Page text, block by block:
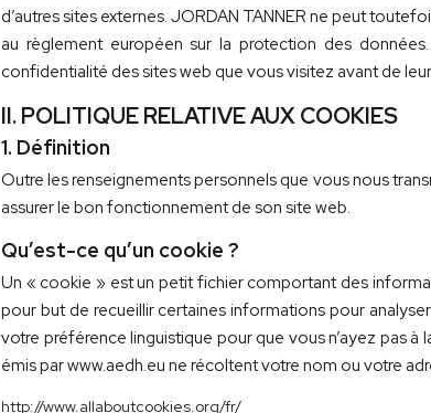
d’autres sites externes. JORDAN TANNER ne peut
au règlement européen sur la protection des
confidentialité des sites web que vous visitez avant de
II. POLITIQUE RELATIVE AUX COOKIES
1. Définition
Outre les renseignements personnels que vous nous
assurer le bon fonctionnement de son site web.
Qu’est-ce qu’un cookie ?
Un « cookie » est un petit fichier comportant des
pour but de recueillir certaines informations pour
votre préférence linguistique pour que vous n’ayez pas
émis par www.aedh.eu ne récoltent votre nom ou votre
http://www.allaboutcookies.org/fr/